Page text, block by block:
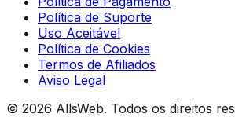
Política de Suporte
Uso Aceitável
Política de Cookies
Termos de Afiliados
Aviso Legal
© 2026 AllsWeb. Todos os direitos